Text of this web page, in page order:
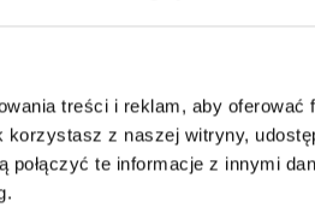
treści i reklam, aby oferować
z naszej witryny,
te informacje z innymi
Państwem a Dostawcą, a także
umowy z Państwem (lub dowolną
lub usług bez tych danych